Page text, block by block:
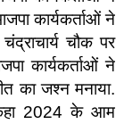
कार्यकर्ताओं ने
चौक पर
कार्यकर्ताओं ने
का जश्न मनाया.
2024 के आम